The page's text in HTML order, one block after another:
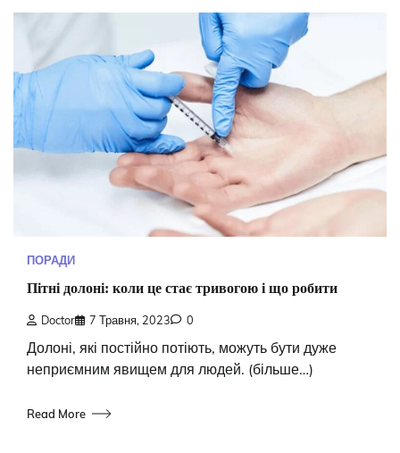
ПОРАДИ
Пітні долоні: коли це стає тривогою і що робити
Doctor 7 Травня, 2023 0
Долоні, які постійно потіють, можуть бути дуже
неприємним явищем для людей. (більше…)
Read More